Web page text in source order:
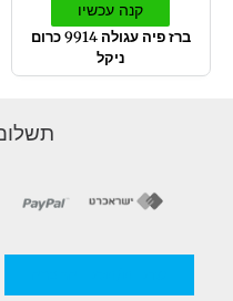
קנה עכשיו
ברז פיה עגולה 9914 כרום
ניקל